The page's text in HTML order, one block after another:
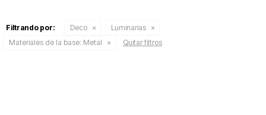
Filtrando por: Deco
Luminarias
Materiales de la base: Metal Quitar filtros